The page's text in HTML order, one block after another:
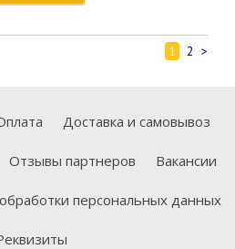
1 2 >
Доставка и самовывоз
Отзывы партнеров Вакансии
персональных данных